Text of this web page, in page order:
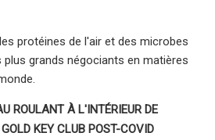
protéines de l'air et des microbes
grands négociants en matières
ROULANT À L'INTÉRIEUR DE
KEY CLUB POST-COVID